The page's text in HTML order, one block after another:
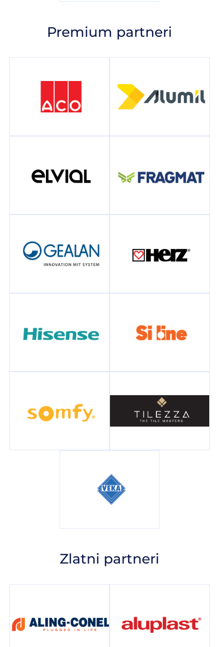
Premium partneri
Zlatni partneri